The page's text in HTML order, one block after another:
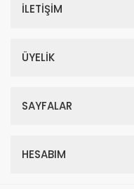
İLETİŞİM
ÜYELİK
SAYFALAR
HESABIM